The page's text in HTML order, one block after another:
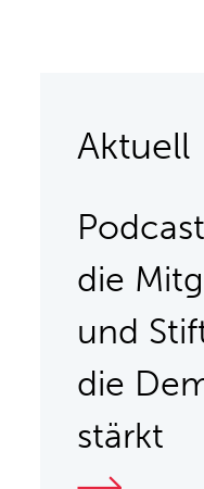
Aktuell
die
und
die
stärkt